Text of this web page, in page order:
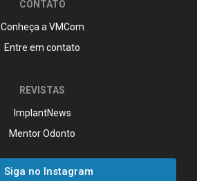
CONTATO
Conheça a VMCom
Entre em contato
REVISTAS
ImplantNews
Mentor Odonto
Siga no Instagram